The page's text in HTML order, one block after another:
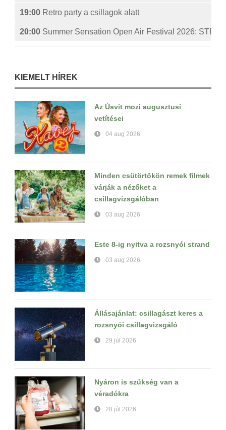
19:00 Retro party a csillagok alatt
20:00 Summer Sensation Open Air Festival 2026:
KIEMELT HÍREK
Az Úsvit mozi augusztusi
vetítései
04 aug 2026
Minden csütörtökön remek filmek
várják a nézőket a
csillagvizsgálóban
03 aug 2026
Este 8-ig nyitva a rozsnyói strand
03 aug 2026
Állásajánlat: csillagászt keres a
rozsnyói csillagvizsgáló
29 júl 2026
Nyáron is szükség van a
véradókra
28 júl 2026